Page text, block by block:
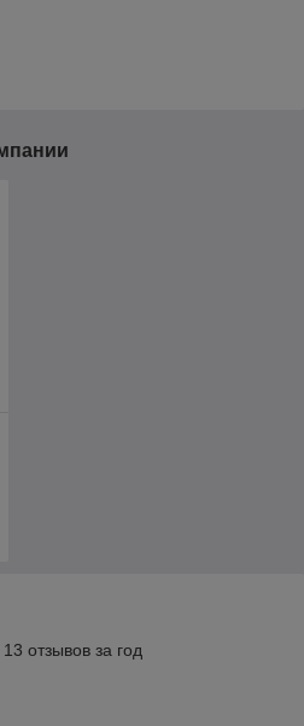
отзывов за год